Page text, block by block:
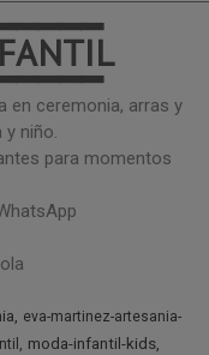
en ceremonia, arras y
y niño.
para momentos
eva-martinez-artesania-
moda-infantil-kids